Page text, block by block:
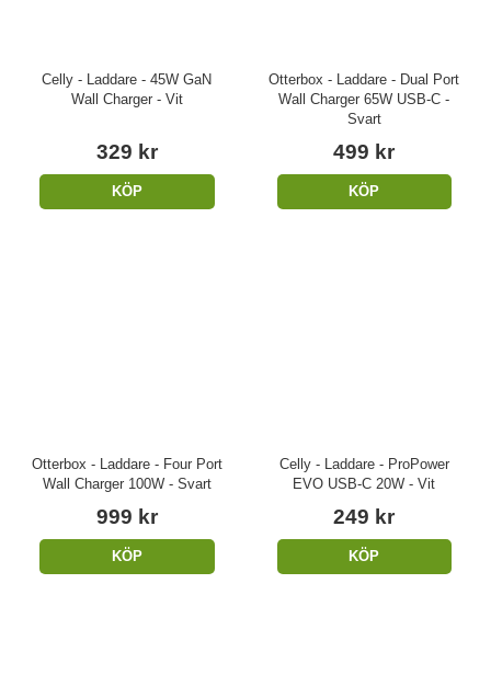
Celly - Laddare - 45W GaN
Wall Charger - Vit
329 kr
KÖP
Otterbox - Laddare - Dual Port
Wall Charger 65W USB-C -
Svart
499 kr
KÖP
Otterbox - Laddare - Four Port
Wall Charger 100W - Svart
999 kr
KÖP
Celly - Laddare - ProPower
EVO USB-C 20W - Vit
249 kr
KÖP